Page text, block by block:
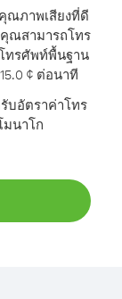
ณภาพเสียงที่ดี
คุณสามารถโทร
ทรศัพท์พื้นฐาน
¢ ต่อนาที
บอัตราค่าโทร
นาโก